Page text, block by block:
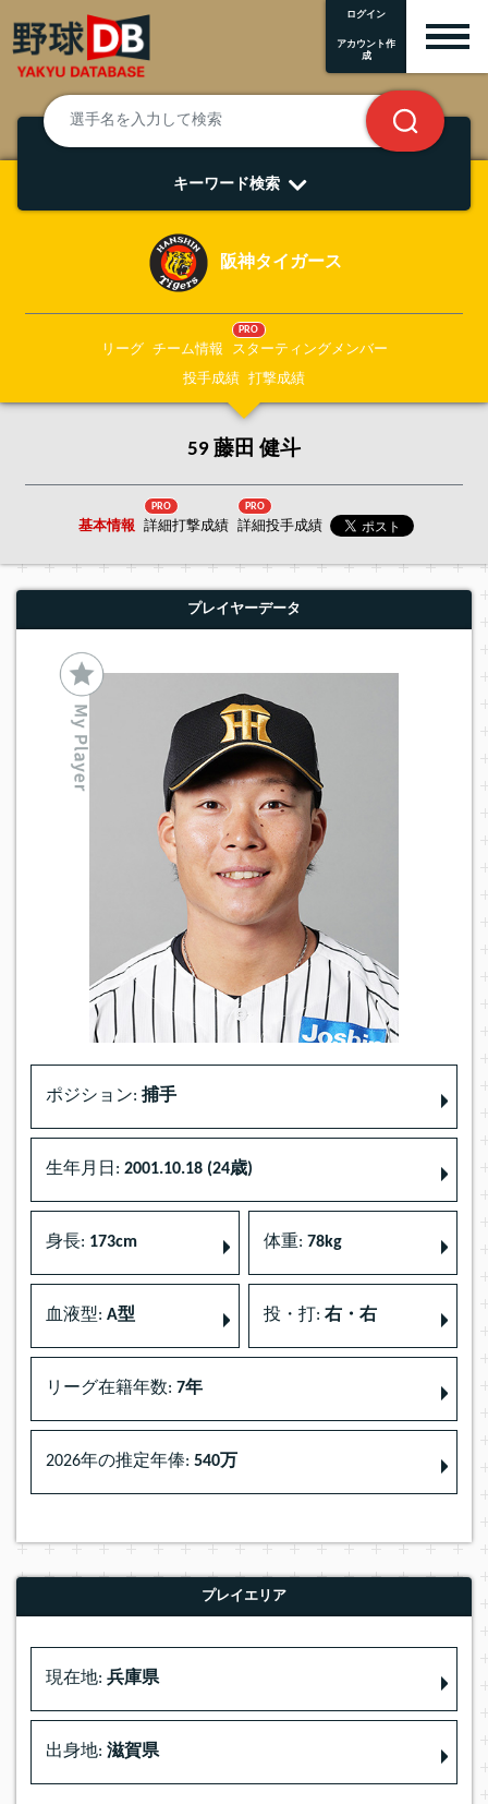
ログイン
アカウント作
成
キーワード検索
阪神タイガース
リーグ チーム情報
PRO
スターティングメンバー
投手成績 打撃成績
59 藤田 健斗
基本情報
PRO
詳細打撃成績
PRO
詳細投手成績
プレイヤーデータ
ポジション: 捕手
生年月日: 2001.10.18 (24歳)
身長: 173cm 体重: 78kg
血液型: A型 投・打: 右・右
リーグ在籍年数: 7年
2026年の推定年俸: 540万
プレイエリア
現在地: 兵庫県
出身地: 滋賀県